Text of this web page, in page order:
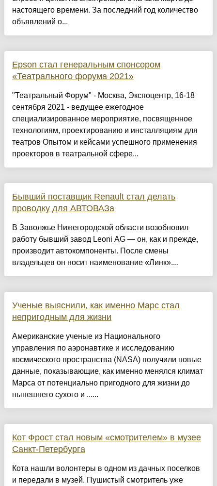
настоящего времени. За последний год количество
объявлений о...
Epson стал генеральным спонсором
«Театрального форума 2021»
"Театральный Форум" - Москва, Экспоцентр, 16-18
сентября 2021 - ведущее ежегодное
специализированное мероприятие, посвященное
технологиям, проектированию и инсталляциям для
театров Опытом и кейсами успешного применения
проекторов в театральной сфере...
Бывший поставщик Renault стал делать
проводку для АВТОВАЗа
В Заволжье Нижегородской области возобновил
работу бывший завод Leoni AG — он, как и прежде,
производит автокомпоненты. После смены
владельцев он носит наименование «Линк»....
Ученые выяснили, как именно Марс стал
непригодным для жизни
Американские ученые из Национального
управления по аэронавтике и исследованию
космического пространства (NASA) получили новые
данные, показывающие, как именно менялся климат
Марса от потенциально пригодного для жизни до
нынешнего сухого и ......
Кот Фрост стал новым «смотрителем» в музее
Санкт-Петербурга
Кота нашли волонтеры в одном из дачных поселков
и передали в музей. Пушистый смотритель уже